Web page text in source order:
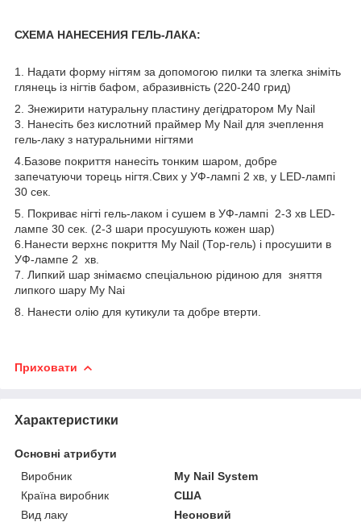
СХЕМА НАНЕСЕНИЯ ГЕЛЬ-ЛАКА:
1. Надати форму нігтям за допомогою пилки та злегка зніміть
глянець із нігтів бафом, абразивність (220-240 грид)
2. Знежирити натуральну пластину дегідратором My Nail
3. Нанесіть без кислотний праймер My Nail для зчеплення
гель-лаку з натуральними нігтями
4.Базове покриття нанесіть тонким шаром, добре
запечатуючи торець нігтя.Свих у УФ-лампі 2 хв, у LED-лампі
30 сек.
5. Покриває нігті гель-лаком і сушем в УФ-лампі 2-3 хв LED-
лампе 30 сек. (2-3 шари просушують кожен шар)
6.Нанести верхнє покриття My Nail (Тор-гель) і просушити в
УФ-лампе 2 хв.
7. Липкий шар знімаємо спеціальною рідиною для зняття
липкого шару My Nai
8. Нанести олію для кутикули та добре втерти.
Приховати
Характеристики
Основні атрибути
Виробник
My Nail System
Країна виробник
США
Вид лаку
Неоновий